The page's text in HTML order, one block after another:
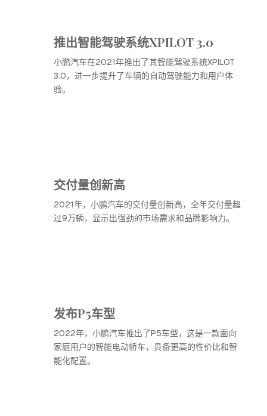
推出智能驾驶系统XPILOT 3.0
小鹏汽车在2021年推出了其智能驾驶系统XPILOT
3.0，进一步提升了车辆的自动驾驶能力和用户体
验。
交付量创新高
2021年，小鹏汽车的交付量创新高，全年交付量超
过9万辆，显示出强劲的市场需求和品牌影响力。
发布P5车型
2022年，小鹏汽车推出了P5车型，这是一款面向
家庭用户的智能电动轿车，具备更高的性价比和智
能化配置。